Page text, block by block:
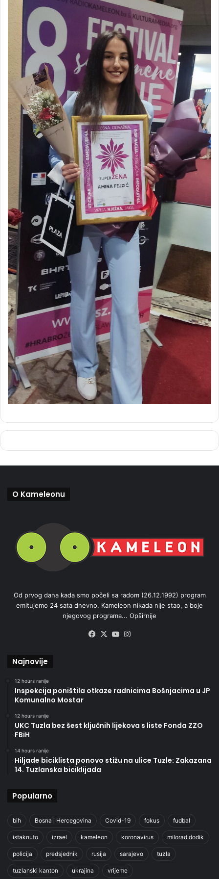
O Kameleonu
Od prvog dana kada smo počeli sa radom (26.12.1992) program
emitujemo 24 sata dnevno. Kameleon nikada nije stao, a boje
njegovog programa... Opširnije
Facebook
X YouTube
Najnovije
12 hours ranije
Inspekcija poništila otkaze radnicima Bošnjacima u JP
Komunalno Mostar
12 hours ranije
UKC Tuzla bez šest ključnih lijekova s liste Fonda ZZO
FBiH
14 hours ranije
Hiljade biciklista ponovo stižu na ulice Tuzle: Zakazana
14. Tuzlanska biciklijada
Popularno
bih Bosna i Hercegovina Covid-19 fokus fudbal
istaknuto izrael kameleon koronavirus milorad dodik
policija predsjednik rusija sarajevo tuzla
tuzlanski kanton ukrajina vrijeme